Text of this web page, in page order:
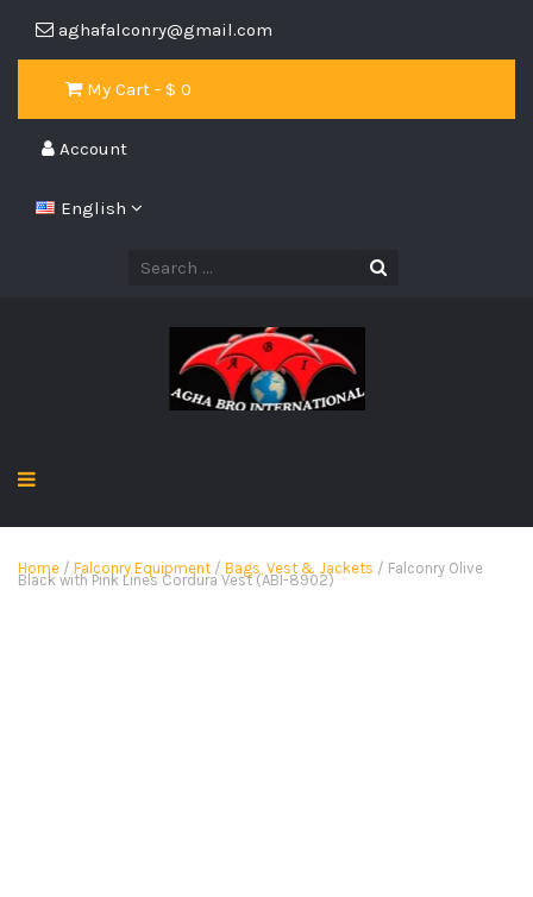
aghafalconry@gmail.com
My Cart - $ 0
Account
English
Home / Falconry Equipment / Bags, Vest & Jackets / Falconry Olive
Black with Pink Lines Cordura Vest (ABI-8902)